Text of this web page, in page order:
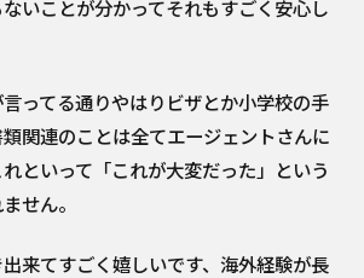
いことが分かってそれもすごく安心し
言ってる通りやはりビザとか小学校の手
関連のことは全てエージェントさんに
といって「これが大変だった」という
せん。
来てすごく嬉しいです、海外経験が長